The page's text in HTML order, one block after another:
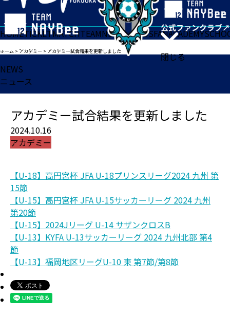
閉じる
HOMETICKETMATCHTEAMNEWSGOODSFANACADEMY
ホーム > アカデミー > アカデミー試合結果を更新しました
NEWS
ニュース
アカデミー試合結果を更新しました
2024.10.16
アカデミー
【U-18】高円宮杯 JFA U-18プリンスリーグ2024 九州 第
15節
【U-15】高円宮杯 JFA U-15サッカーリーグ 2024 九州
第20節
【U-15】2024Jリーグ U-14 サザンクロスB
【U-13】KYFA U-13サッカーリーグ 2024 九州北部 第4
節
【U-13】福岡地区リーグU-10 東 第7節/第8節